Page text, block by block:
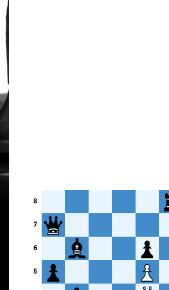
8
7
6
5